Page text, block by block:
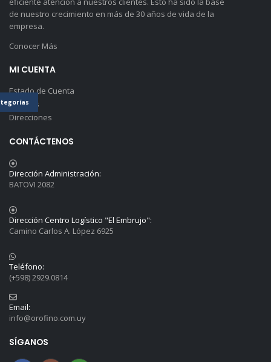
de nuestro crecimiento en más de 30 años de vida de la
empresa.
Conocer Más
MI CUENTA
Estado de Cuenta
Detalles
Direcciones
CONTÁCTENOS
Dirección Administración:
BATOVI 2082
Dirección Centro Logístico "El Embrujo":
Camino Carlos A. López 6925
Teléfono:
(+598) 2929.0814
Email:
info@orofino.com.uy
SÍGANOS